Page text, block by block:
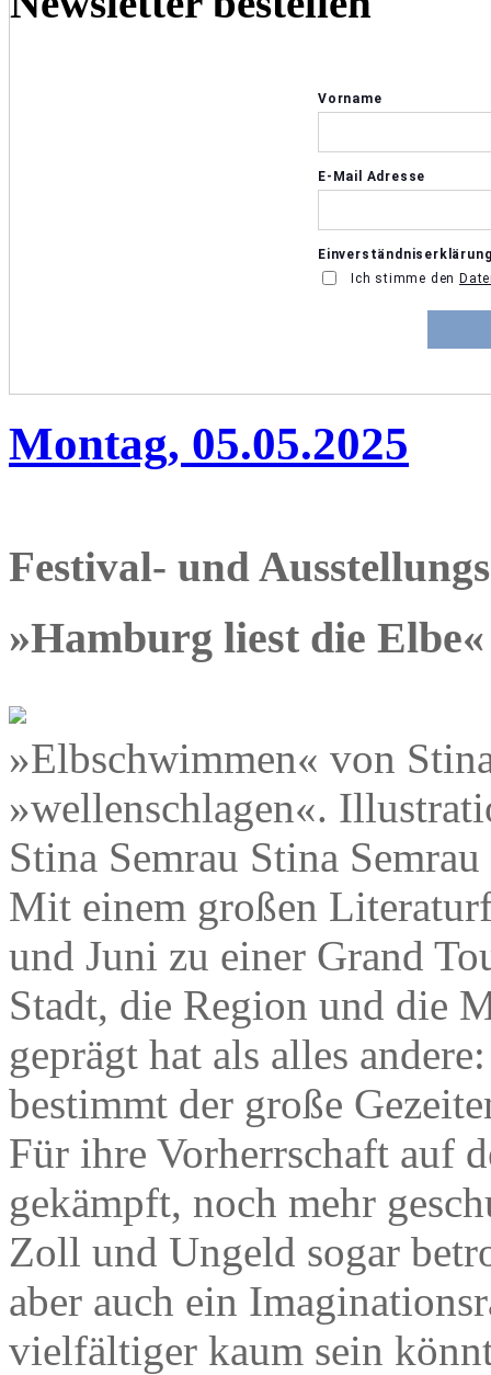
Montag, 05.05.2025
Festival- und
»Hamburg liest die Elbe«
»Elbschwimmen« von
»wellenschlagen«.
Stina Semrau Stina Semrau
Mit einem großen
und Juni zu einer Grand
Stadt, die Region und die
geprägt hat als alles
bestimmt der große
Für ihre Vorherrschaft auf
gekämpft, noch mehr
Zoll und Ungeld sogar
aber auch ein
vielfältiger kaum sein